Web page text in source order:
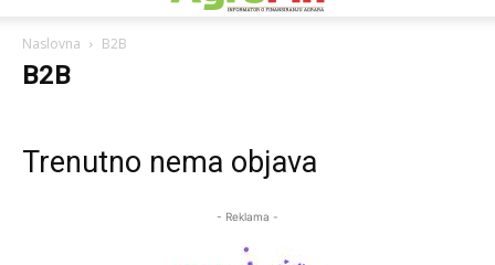
Naslovna B2B
B2B
Trenutno nema objava
- Reklama -